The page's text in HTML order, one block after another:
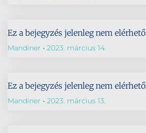
Ez a bejegyzés jelenleg nem elérhető
Mandiner 2023. március 14.
Ez a bejegyzés jelenleg nem elérhető
Mandiner 2023. március 13.